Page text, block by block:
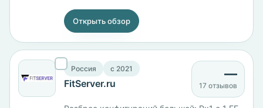
Открыть обзор
Россия c 2021
FitServer.ru
—
17 отзывов